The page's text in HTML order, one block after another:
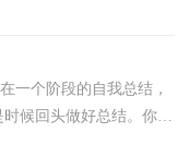
自我鉴定...
一个阶段的自我总结，
候回头做好总结。你所
帮大家...